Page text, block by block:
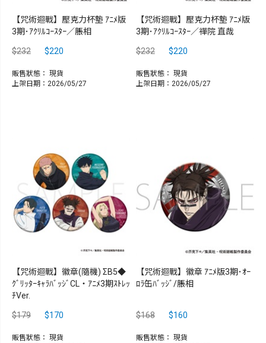
【咒術迴戰】壓克力杯墊 ｱﾆﾒ版
3期･ｱｸﾘﾙｺｰｽﾀｰ／脹相
$232 $220
販售狀態： 現貨
上架日期：2026/05/27
【咒術迴戰】壓克力杯墊 ｱﾆﾒ版
3期･ｱｸﾘﾙｺｰｽﾀｰ／禪院 直哉
$232 $220
販售狀態： 現貨
上架日期：2026/05/27
【咒術迴戰】徽章(隨機) ΣB5◆
ｸﾞﾘｯﾀｰｷｬﾗﾊﾞｯｼﾞCL・ｱﾆﾒ3期ｽﾄﾚｯ
ﾁVer.
$179 $170
販售狀態： 現貨
【咒術迴戰】徽章 ｱﾆﾒ版3期･ｵｰ
ﾛﾗ缶ﾊﾞｯｼﾞ/脹相
$168 $160
販售狀態： 現貨